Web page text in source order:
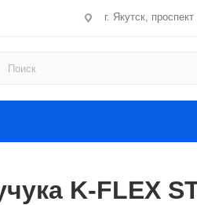
г. Якутск,
K-FLEX